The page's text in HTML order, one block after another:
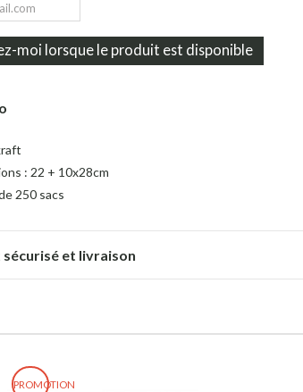
moi lorsque le produit est disponible
: 22 + 10x28cm
250 sacs
sécurisé et livraison
PROMOTION